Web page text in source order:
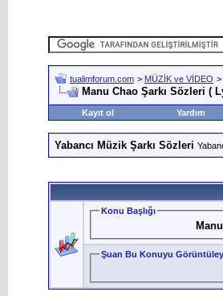
tualimforum.com > MÜZİK ve VİDEO >
Manu Chao Şarkı Sözleri (
Kayıt ol Yardım
Yabancı Müzik Şarkı Sözleri
Konu Başlığı
Şuan Bu Konuyu